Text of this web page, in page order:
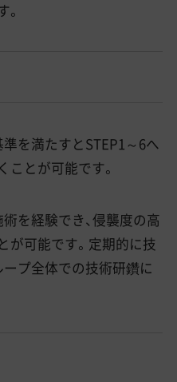
を満たすとSTEP1～6へ
ことが可能です。
を経験でき、侵襲度の高
が可能です。定期的に技
プ全体での技術研鑽に